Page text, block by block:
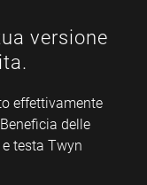
annotazioni
versione
effettivamente
delle
testa Twyn